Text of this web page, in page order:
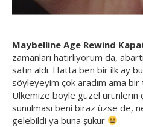
Maybelline Age Rewind
zamanları hatırlıyorum da,
satın aldı. Hatta ben bir ilk ay
söyleyeyim çok aradım ama
Ülkemize böyle güzel ürünlerin
sunulması beni biraz üzse de,
gelebildi ya buna şükür